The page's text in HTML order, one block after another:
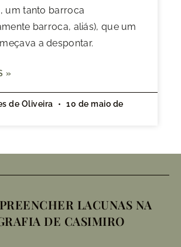
um tanto barroca
barroca, aliás), que um
a despontar.
»
de Oliveira
10 de maio de
LACUNAS NA
DE CASIMIRO